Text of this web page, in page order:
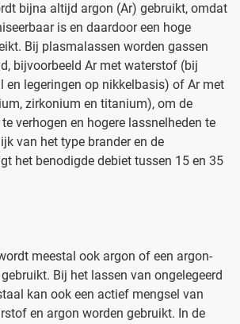
bijna altijd argon (Ar) gebruikt, omdat
is en daardoor een hoge
Bij plasmalassen worden gassen
bijvoorbeeld Ar met waterstof (bij
en legeringen op nikkelbasis) of Ar met
zirkonium en titanium), om de
verhogen en hogere lassnelheden te
van het type brander en de
het benodigde debiet tussen 15 en 35
meestal ook argon of een argon-
Bij het lassen van ongelegeerd
kan ook een actief mengsel van
en argon worden gebruikt. In de